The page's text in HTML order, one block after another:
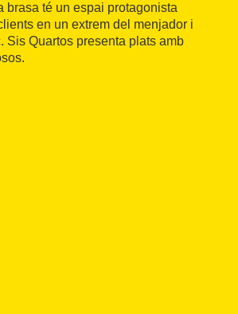
brasa té un espai protagonista
en un extrem del menjador i
Sis Quartos presenta plats amb